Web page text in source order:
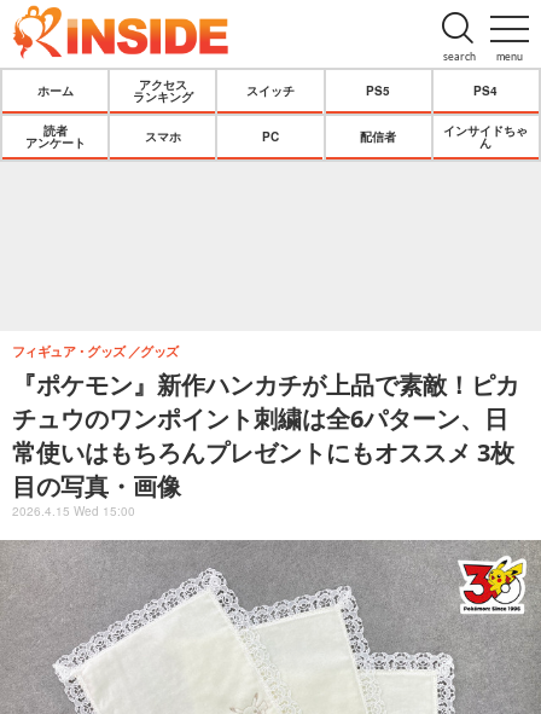
menu
search
ホーム
アクセス
ランキング
スイッチ PS5 PS4
読者
アンケート
スマホ PC 配信者
インサイドちゃ
ん
『ポケモン』新作ハンカチが上品で素敵！ピカ
チュウのワンポイント刺繍は全6パターン、日
常使いはもちろんプレゼントにもオススメ 3枚
目の写真・画像
フィギュア・グッズ グッズ
2026.4.15 Wed 15:00